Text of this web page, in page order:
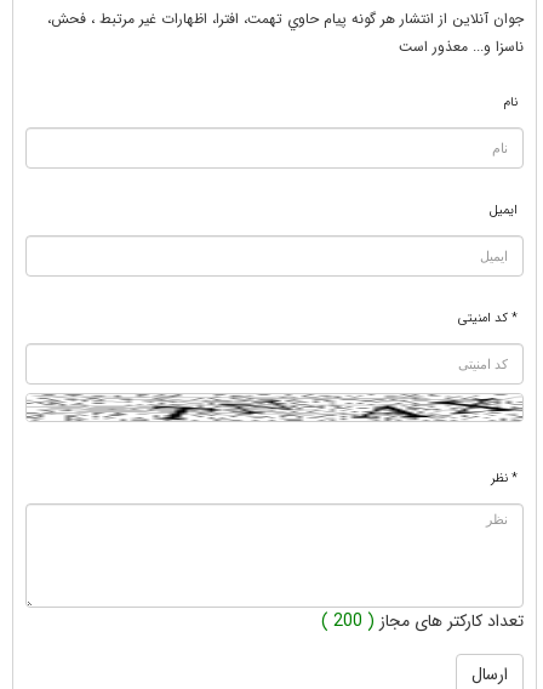
جوان آنلاين از انتشار هر گونه پيام حاوي تهمت، افترا، اظهارات غير مرتبط ، فحش،
ناسزا و... معذور است
نام
ایمیل
* کد امنیتی
* نظر
تعداد کارکتر های مجاز ( 200 )